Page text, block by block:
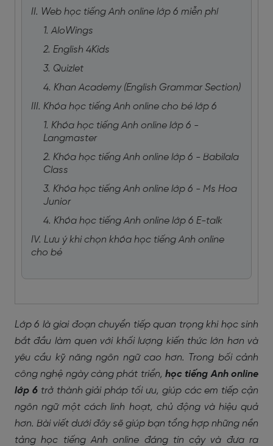
II. Web học tiếng Anh online lớp 6 miễn phí
1. AloWings
2. English 4Kids
3. Quizlet
4. Khan Academy (English Grammar Section)
III. Khóa học tiếng Anh online cho bé lớp 6
1. Khóa học tiếng Anh online lớp 6 -
Langmaster
2. Khóa học tiếng Anh online lớp 6 - Babilala
Class
3. Khóa học tiếng Anh online lớp 6 - Ms Hoa
Junior
4. Khóa học tiếng Anh online lớp 6 E-talk
IV. Lưu ý khi chọn khóa học tiếng Anh online
cho bé
Lớp 6 là giai đoạn chuyển tiếp quan trọng khi học sinh
bắt đầu làm quen với khối lượng kiến thức lớn hơn và
yêu cầu kỹ năng ngôn ngữ cao hơn. Trong bối cảnh
công nghệ ngày càng phát triển, học tiếng Anh online
lớp 6trở thành giải pháp tối ưu, giúp các em tiếp cận
ngôn ngữ một cách linh hoạt, chủ động và hiệu quả
hơn. Bài viết dưới đây sẽ giúp bạn tổng hợp những nền
tảng học tiếng Anh online đáng tin cậy và đưa ra